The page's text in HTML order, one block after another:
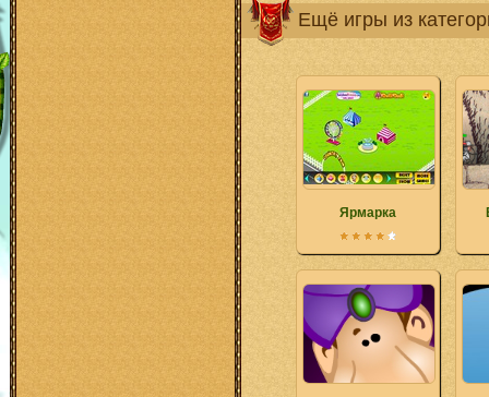
Ещё игры из
Ярмарка